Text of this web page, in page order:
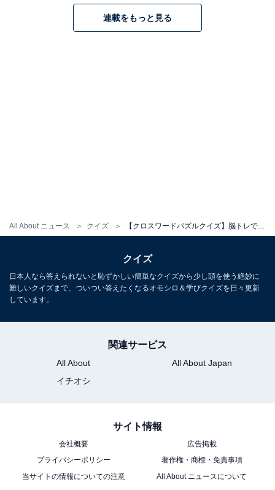
All About ニュース クイズ 【クロスワードパズルクイズ】脳トレですっきり！ □に入るひらがなは？ ヒントは「水遊びの道具」
連載をもっと見る
クイズ
日本人なら答えられないと恥ずかしい簡単なクイズから少し頭を使う絶妙に
難しいクイズまで、ついつい答えたくなるオモシロ＆学びクイズを日々更新
しています。
関連サービス
All About
All About Japan
イチオシ
サイト情報
会社概要
広告掲載
プライバシーポリシー
著作権・商標・免責事項
当サイトの情報についての注意
All About ニュースについて